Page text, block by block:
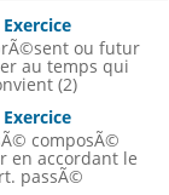
Exercice
ou futur
au temps qui
(2)
Exercice
composÃ©
en accordant le
passÃ©